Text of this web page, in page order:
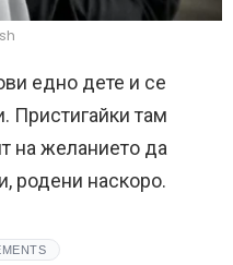
едно дете и се
Пристигайки там
на желанието да
родени наскоро.